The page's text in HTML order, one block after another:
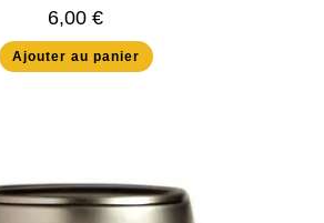
6,00 €
Ajouter au panier